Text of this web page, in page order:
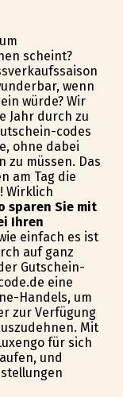
scheint?
wenn
würde? Wir
Jahr durch zu
codes
ohne dabei
zu müssen. Das
am Tag die
Wirklich
sparen Sie mit
Ihren
einfach es ist
auf ganz
Gutschein-
eine
Handels, um
zur Verfügung
Mit
für sich
und